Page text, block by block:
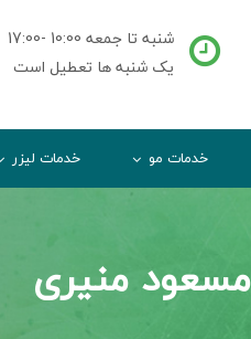
شنبه تا جمعه 10:00 -17:00
یک شنبه ها تعطیل است
خدمات مو خدمات لیزر
منیری